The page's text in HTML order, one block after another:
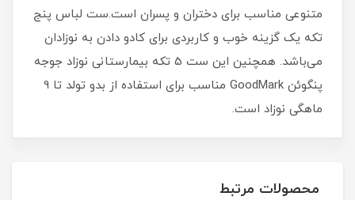
متنوعی مناسب برای دختران و پسران است.ست لباس پنج
تکه یک گزینه خوب و کاربردی برای کادو دادن به نوزادان
می‌باشد. همچنین این ست 5 تکه بیمارستانی نوزاد جوجه
پنگوئن GoodMark مناسب برای استفاده از بدو تولد تا 9
ماهگی نوزاد است.
محصولات مرتبط